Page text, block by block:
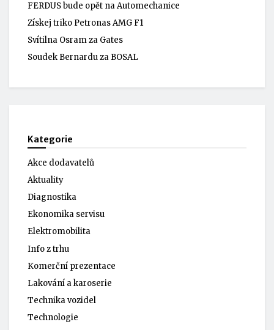
FERDUS bude opět na Automechanice
Získej triko Petronas AMG F1
Svítilna Osram za Gates
Soudek Bernardu za BOSAL
Kategorie
Akce dodavatelů
Aktuality
Diagnostika
Ekonomika servisu
Elektromobilita
Info z trhu
Komerční prezentace
Lakování a karoserie
Technika vozidel
Technologie